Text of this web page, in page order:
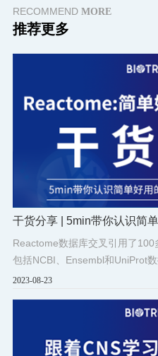
RECOMMEND MORE
推荐更多
干货分享 | 5min带你认识简
Reactome数据库交叉引用了100
包括NCBI、Ensembl和UniProt
ChEBI小分子数据库和PubMed文
2023-08-23